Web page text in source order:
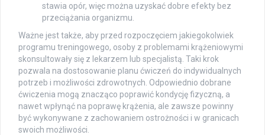
stawia opór, więc można uzyskać dobre efekty bez
przeciążania organizmu.
Ważne jest także, aby przed rozpoczęciem jakiegokolwiek
programu treningowego, osoby z problemami krążeniowymi
skonsultowały się z lekarzem lub specjalistą. Taki krok
pozwala na dostosowanie planu ćwiczeń do indywidualnych
potrzeb i możliwości zdrowotnych. Odpowiednio dobrane
ćwiczenia mogą znacząco poprawić kondycję fizyczną, a
nawet wpłynąć na poprawę krążenia, ale zawsze powinny
być wykonywane z zachowaniem ostrożności i w granicach
swoich możliwości.